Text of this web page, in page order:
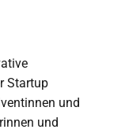
Startup
und
und